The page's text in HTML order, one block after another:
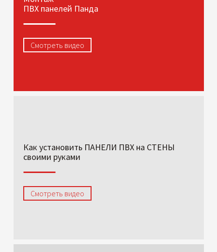
ПВХ панелей Панда
Смотреть видео
Как установить ПАНЕЛИ ПВХ на СТЕНЫ
своими руками
Смотреть видео